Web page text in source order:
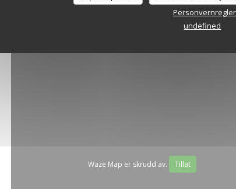
Personvernregler
undefined
Waze Map er skrudd av. Tillat